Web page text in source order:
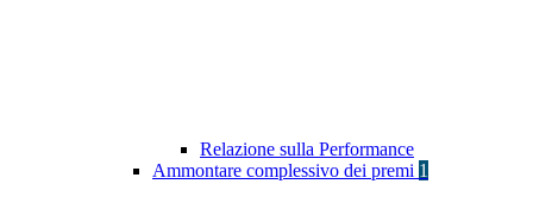
Relazione sulla Performance
Ammontare complessivo dei premi 1